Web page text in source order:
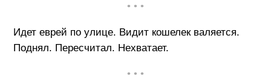
• • •
Идет еврей по улице. Видит кошелек валяется.
Поднял. Пересчитал. Нехватает.
• • •